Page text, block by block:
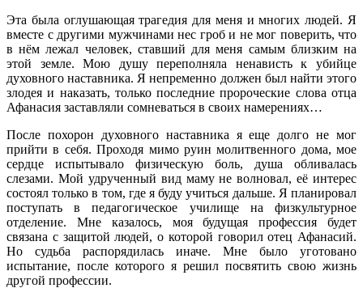
Эта была оглушающая трагедия для меня и многих людей. Я
вместе с другими мужчинами нес гроб и не мог поверить, что
в нём лежал человек, ставший для меня самым близким на
этой земле. Мою душу переполняла ненависть к убийце
духовного наставника. Я непременно должен был найти этого
злодея и наказать, только последние пророческие слова отца
Афанасия заставляли сомневаться в своих намерениях…
После похорон духовного наставника я еще долго не мог
прийти в себя. Проходя мимо руин молитвенного дома, мое
сердце испытывало физическую боль, душа обливалась
слезами. Мой удрученный вид маму не волновал, её интерес
состоял только в том, где я буду учиться дальше. Я планировал
поступать в педагогическое училище на физкультурное
отделение. Мне казалось, моя будущая профессия будет
связана с защитой людей, о которой говорил отец Афанасий.
Но судьба распорядилась иначе. Мне было уготовано
испытание, после которого я решил посвятить свою жизнь
другой профессии.